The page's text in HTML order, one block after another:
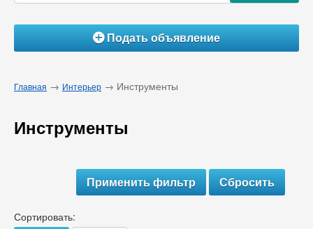
ÁПодать объявление
Главная → Интерьер → Инструменты
Инструменты
Сортировать: